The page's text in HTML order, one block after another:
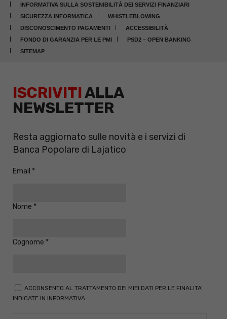
INFORMATIVA SULLA SOSTENIBILITÀ DEI SERVIZI FINANZIARI
SICUREZZA INFORMATICA
WHISTLEBLOWING
DISCONOSCIMENTO PAGAMENTI
ACCESSIBILITÀ
FONDO DI GARANZIA PER LE PMI
PSD2 – OPEN BANKING
SITEMAP
ISCRIVITIALLA
NEWSLETTER
Resta aggiornato sulle novità e i servizi di
Banca Popolare di Lajatico
Email
Nome
Cognome
ACCONSENTO AL TRATTAMENTO DEI MIEI DATI PER LE FINALITA'
INDICATE IN INFORMATIVA